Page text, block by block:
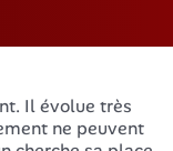
Il évolue très
ne peuvent